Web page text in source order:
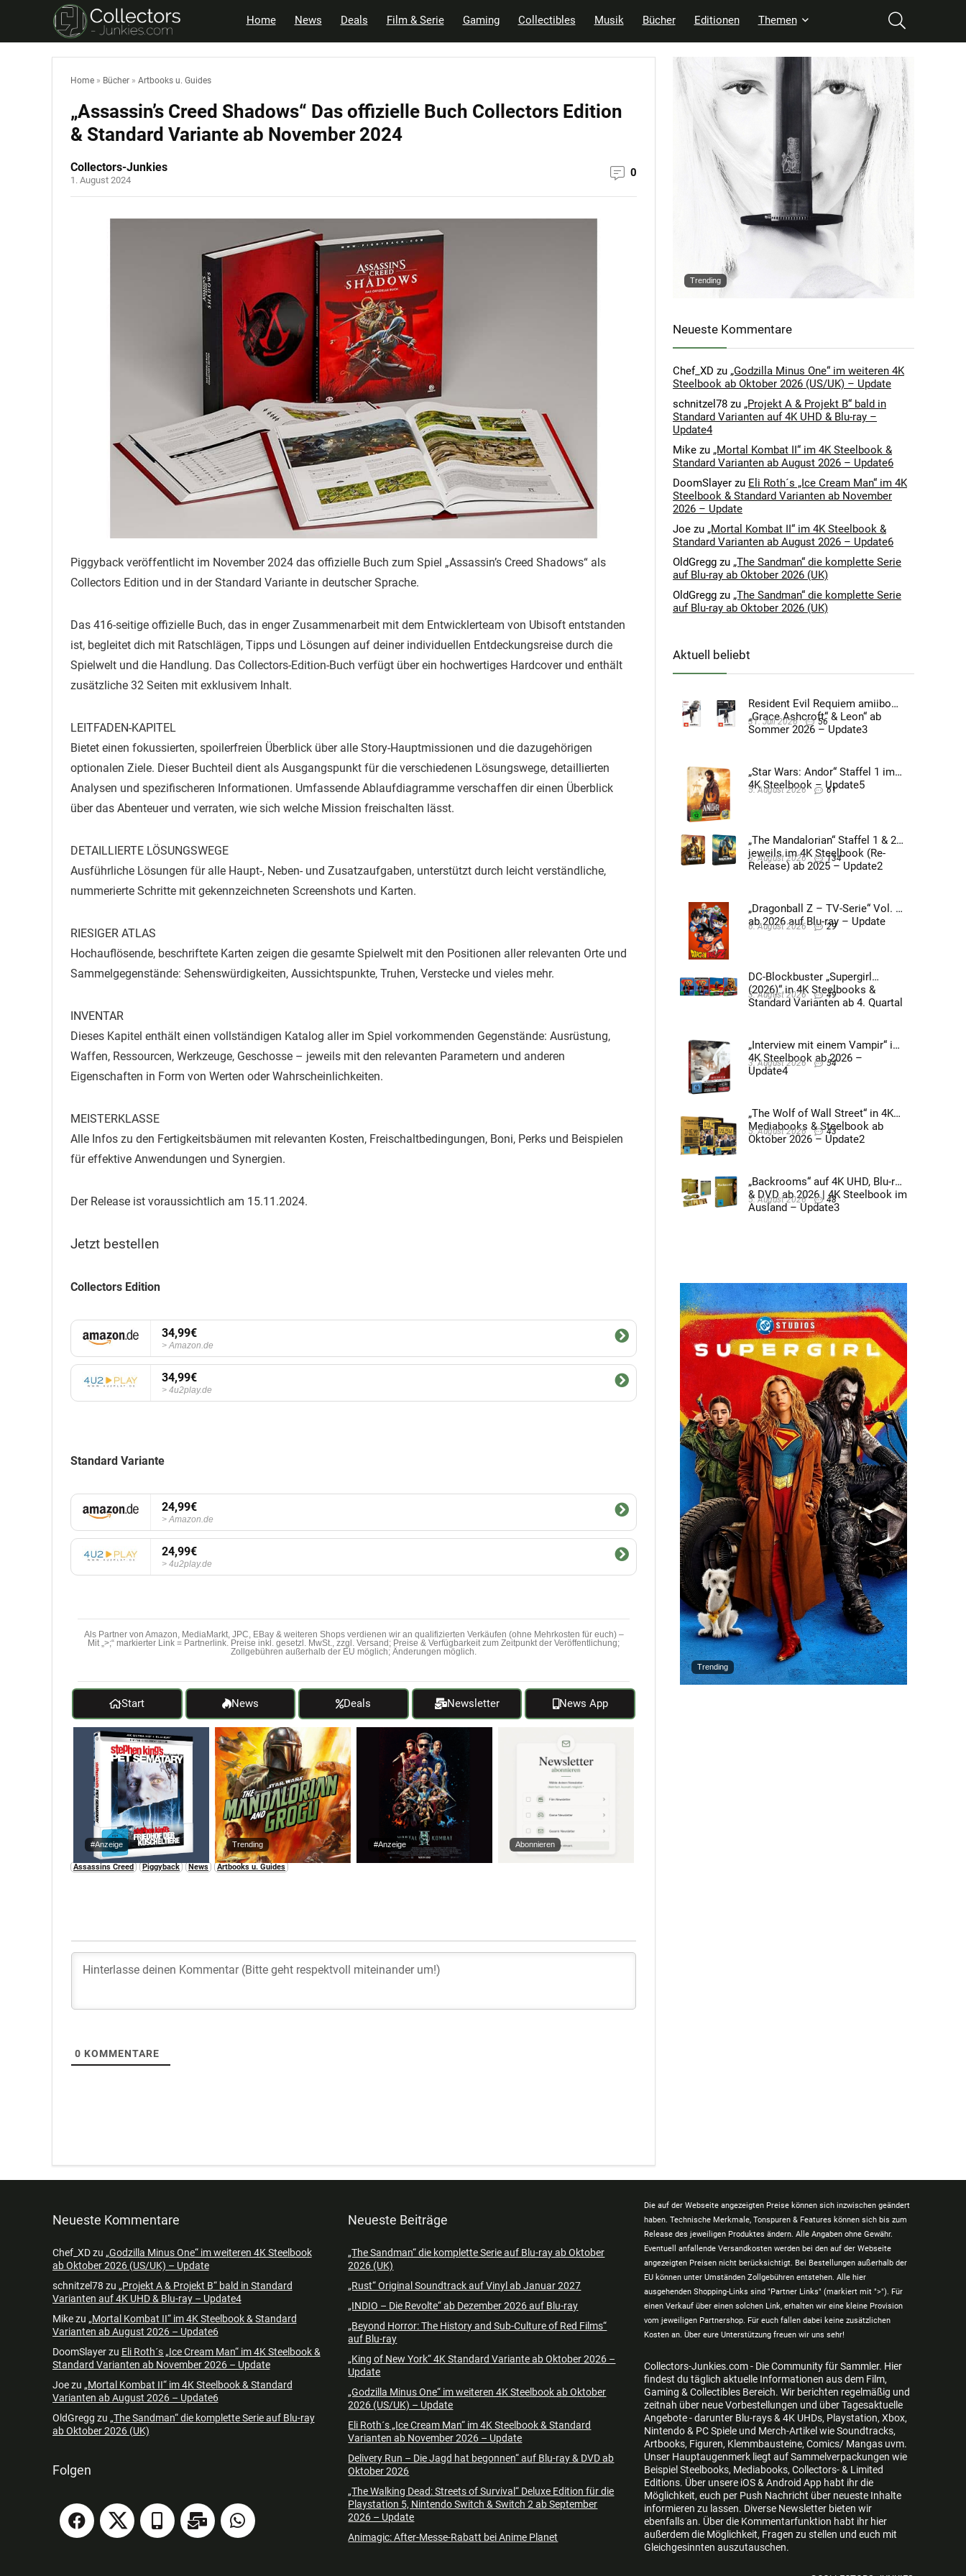
Home News Deals Film & Serie Gaming Collectibles Musik Bücher Editionen Themen
Home » Bücher » Artbooks u. Guides
„Assassin’s Creed Shadows“ Das offizielle Buch Collectors Edition
& Standard Variante ab November 2024
Collectors-Junkies
1. August 2024
0
Piggyback veröffentlicht im November 2024 das offizielle Buch zum Spiel „Assassin’s Creed Shadows“ als
Collectors Edition und in der Standard Variante in deutscher Sprache.
Das 416-seitige offizielle Buch, das in enger Zusammenarbeit mit dem Entwicklerteam von Ubisoft entstanden
ist, begleitet dich mit Ratschlägen, Tipps und Lösungen auf deiner individuellen Entdeckungsreise durch die
Spielwelt und die Handlung. Das Collectors-Edition-Buch verfügt über ein hochwertiges Hardcover und enthält
zusätzliche 32 Seiten mit exklusivem Inhalt.
LEITFADEN-KAPITEL
Bietet einen fokussierten, spoilerfreien Überblick über alle Story-Hauptmissionen und die dazugehörigen
optionalen Ziele. Dieser Buchteil dient als Ausgangspunkt für die verschiedenen Lösungswege, detaillierten
Analysen und spezifischeren Informationen. Umfassende Ablaufdiagramme verschaffen dir einen Überblick
über das Abenteuer und verraten, wie sich welche Mission freischalten lässt.
DETAILLIERTE LÖSUNGSWEGE
Ausführliche Lösungen für alle Haupt-, Neben- und Zusatzaufgaben, unterstützt durch leicht verständliche,
nummerierte Schritte mit gekennzeichneten Screenshots und Karten.
RIESIGER ATLAS
Hochauflösende, beschriftete Karten zeigen die gesamte Spielwelt mit den Positionen aller relevanten Orte und
Sammelgegenstände: Sehenswürdigkeiten, Aussichtspunkte, Truhen, Verstecke und vieles mehr.
INVENTAR
Dieses Kapitel enthält einen vollständigen Katalog aller im Spiel vorkommenden Gegenstände: Ausrüstung,
Waffen, Ressourcen, Werkzeuge, Geschosse – jeweils mit den relevanten Parametern und anderen
Eigenschaften in Form von Werten oder Wahrscheinlichkeiten.
MEISTERKLASSE
Alle Infos zu den Fertigkeitsbäumen mit relevanten Kosten, Freischaltbedingungen, Boni, Perks und Beispielen
für effektive Anwendungen und Synergien.
Der Release ist voraussichtlich am 15.11.2024.
Jetzt bestellen
Collectors Edition
34,99€
Amazon.de
34,99€
4u2play.de
Standard Variante
24,99€
Amazon.de
24,99€
4u2play.de
Als Partner von Amazon, MediaMarkt, JPC, EBay & weiteren Shops verdienen wir an qualifizierten Verkäufen (ohne Mehrkosten für euch) –
Mit „>;“ markierter Link = Partnerlink. Preise inkl. gesetzl. MwSt., zzgl. Versand; Preise & Verfügbarkeit zum Zeitpunkt der Veröffentlichung;
Zollgebühren außerhalb der EU möglich; Änderungen möglich.
Start News Deals Newsletter News App
#Anzeige Trending #Anzeige Abonnieren
Assassins Creed Piggyback News Artbooks u. Guides
0 KOMMENTARE
Trending
Neueste Kommentare
Chef_XD zu „Godzilla Minus One“ im weiteren 4K
Steelbook ab Oktober 2026 (US/UK) – Update
schnitzel78 zu „Projekt A & Projekt B“ bald in
Standard Varianten auf 4K UHD & Blu-ray –
Update4
Mike zu „Mortal Kombat II“ im 4K Steelbook &
Standard Varianten ab August 2026 – Update6
DoomSlayer zu Eli Roth´s „Ice Cream Man“ im 4K
Steelbook & Standard Varianten ab November
2026 – Update
Joe zu „Mortal Kombat II“ im 4K Steelbook &
Standard Varianten ab August 2026 – Update6
OldGregg zu „The Sandman“ die komplette Serie
auf Blu-ray ab Oktober 2026 (UK)
OldGregg zu „The Sandman“ die komplette Serie
auf Blu-ray ab Oktober 2026 (UK)
Aktuell beliebt
Resident Evil Requiem amiibo
„Grace Ashcroft“ & Leon“ ab
Sommer 2026 – Update3
31. Juli 2026 56
„Star Wars: Andor“ Staffel 1 im
4K Steelbook – Update5
5. August 2026 61
„The Mandalorian“ Staffel 1 & 2
jeweils im 4K Steelbook (Re-
Release) ab 2025 – Update2
5. August 2026 134
„Dragonball Z – TV-Serie“ Vol. 4
ab 2026 auf Blu-ray – Update
6. August 2026 29
DC-Blockbuster „Supergirl
(2026)“ in 4K Steelbooks &
Standard Varianten ab 4. Quartal
3. August 2026 49
„Interview mit einem Vampir“ im
4K Steelbook ab 2026 –
Update4
3. August 2026 54
„The Wolf of Wall Street“ in 4K
Mediabooks & Steelbook ab
Oktober 2026 – Update2
5. August 2026 43
„Backrooms“ auf 4K UHD, Blu-ray
& DVD ab 2026 | 4K Steelbook im
Ausland – Update3
5. August 2026 48
Trending
Neueste Kommentare
Chef_XDzu „Godzilla Minus One“ im weiteren 4K Steelbook
ab Oktober 2026 (US/UK) – Update
schnitzel78 zu „Projekt A & Projekt B“ bald in Standard
Varianten auf 4K UHD & Blu-ray – Update4
Mikezu „Mortal Kombat II“ im 4K Steelbook & Standard
Varianten ab August 2026 – Update6
DoomSlayerzu Eli Roth´s „Ice Cream Man“ im 4K Steelbook &
Standard Varianten ab November 2026 – Update
Joezu „Mortal Kombat II“ im 4K Steelbook & Standard
Varianten ab August 2026 – Update6
OldGregg zu „The Sandman“ die komplette Serie auf Blu-ray
ab Oktober 2026 (UK)
Folgen
Neueste Beiträge
„The Sandman“ die komplette Serie auf Blu-ray ab Oktober
2026 (UK)
„Rust“ Original Soundtrack auf Vinyl ab Januar 2027
„INDIO – Die Revolte“ ab Dezember 2026 auf Blu-ray
„Beyond Horror: The History and Sub-Culture of Red Films“
auf Blu-ray
„King of New York“ 4K Standard Variante ab Oktober 2026 –
Update
„Godzilla Minus One“ im weiteren 4K Steelbook ab Oktober
2026 (US/UK) – Update
Eli Roth´s „Ice Cream Man“ im 4K Steelbook & Standard
Varianten ab November 2026 – Update
Delivery Run – Die Jagd hat begonnen“ auf Blu-ray & DVD ab
Oktober 2026
„The Walking Dead: Streets of Survival“ Deluxe Edition für die
Playstation 5, Nintendo Switch & Switch 2 ab September
2026 – Update
Animagic: After-Messe-Rabatt bei Anime Planet
Die auf der Webseite angezeigten Preise können sich inzwischen geändert
haben. Technische Merkmale, Tonspuren & Features können sich bis zum
Release des jeweiligen Produktes ändern. Alle Angaben ohne Gewähr.
Eventuell anfallende Versandkosten werden bei den auf der Webseite
angezeigten Preisen nicht berücksichtigt. Bei Bestellungen außerhalb der
EU können unter Umständen Zollgebühren entstehen. Alle hier
ausgehenden Shopping-Links sind "Partner Links" (markiert mit ">"). Für
einen Verkauf über einen solchen Link, erhalten wir eine kleine Provision
vom jeweiligen Partnershop. Für euch fallen dabei keine zusätzlichen
Kosten an. Über eure Unterstützung freuen wir uns sehr!
Collectors-Junkies.com - Die Community für Sammler. Hier
findest du täglich aktuelle Informationen aus dem Film,
Gaming & Collectibles Bereich. Wir berichten regelmäßig und
zeitnah über neue Vorbestellungen und über Tagesaktuelle
Angebote - darunter Blu-rays & 4K UHDs, Playstation, Xbox,
Nintendo & PC Spiele und Merch-Artikel wie Soundtracks,
Artbooks, Figuren, Klemmbausteine, Comics/ Mangas uvm.
Unser Hauptaugenmerk liegt auf Sammelverpackungen wie
Beispiel Steelbooks, Mediabooks, Collectors- & Limited
Editions. Über unsere iOS & Android App habt ihr die
Möglichkeit, euch per Push Nachricht über neueste Inhalte
informieren zu lassen. Diverse Newsletter bieten wir
ebenfalls an. Über die Kommentarfunktion habt ihr hier
außerdem die Möglichkeit, Fragen zu stellen und euch mit
Gleichgesinnten auszutauschen.